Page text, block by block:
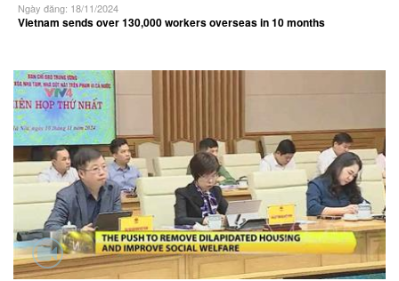
Ngày đăng: 18/11/2024
Vietnam sends over 130,000 workers overseas in 10 months